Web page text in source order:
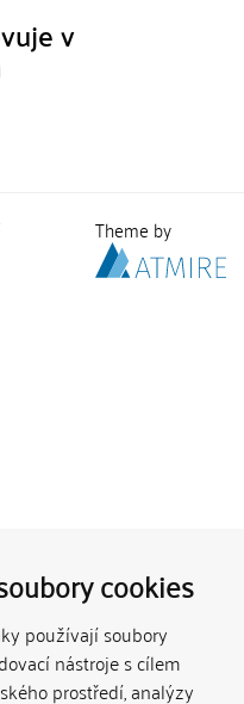
cookies
používají soubory
nástroje s cílem
prostředí, analýzy
v
Theme by